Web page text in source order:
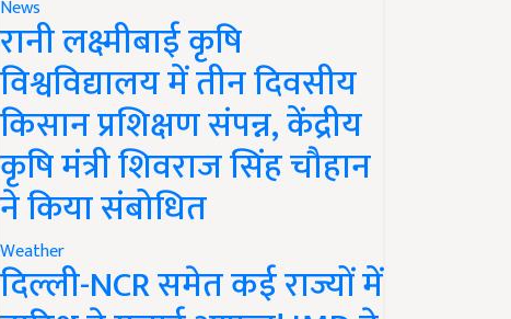
News
रानी लक्ष्मीबाई कृषि
विश्वविद्यालय में तीन दिवसीय
किसान प्रशिक्षण संपन्न, केंद्रीय
कृषि मंत्री शिवराज सिंह चौहान
ने किया संबोधित
Weather
दिल्ली-NCR समेत कई राज्यों में